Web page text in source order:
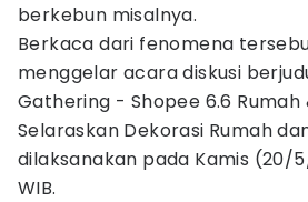
berkebun misalnya.
Berkaca dari fenomena
menggelar acara diskusi
Gathering - Shopee 6.6 Rumah
Selaraskan Dekorasi Rumah
dilaksanakan pada Kamis (20/
WIB.